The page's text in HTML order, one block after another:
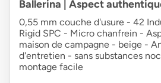
Ballerina | Aspect
0,55 mm couche d'usure - 42
Rigid SPC - Micro chanfrein -
maison de campagne - beige -
d'entretien - sans substances
montage facile